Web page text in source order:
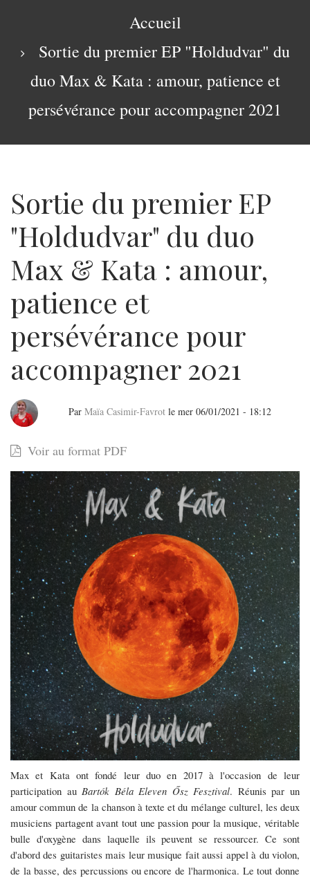
Accueil
Sortie du premier EP "Holdudvar" du
duo Max & Kata : amour, patience et
persévérance pour accompagner 2021
Sortie du premier EP
"Holdudvar" du duo
Max & Kata : amour,
patience et
persévérance pour
accompagner 2021
Sortie
du
premier
EP
"Holdudvar"
du
duo
Max
&
Kata
:
amour,
patience
et
persévérance
pour
accompagner
2021
Par Maïa Casimir-Favrot le mer 06/01/2021 - 18:12
Voir au format PDF
Max et Kata ont fondé leur duo en 2017 à l'occasion de leur
participation auBartók Béla Eleven Ősz Fesztival. Réunis par un
amour commun de la chanson à texte et du mélange culturel, les deux
musiciens partagent avant tout une passion pour la musique, véritable
bulle d'oxygène dans laquelle ils peuvent se ressourcer. Ce sont
d'abord des guitaristes mais leur musique fait aussi appel à du violon,
de la basse, des percussions ou encore de l'harmonica. Le tout donne